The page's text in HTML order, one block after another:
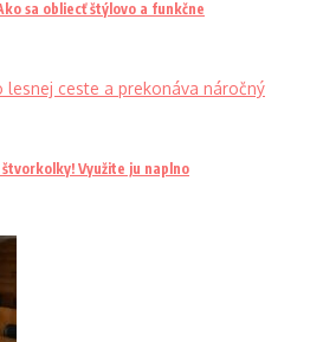
sa obliecť štýlovo a funkčne
Využite ju naplno